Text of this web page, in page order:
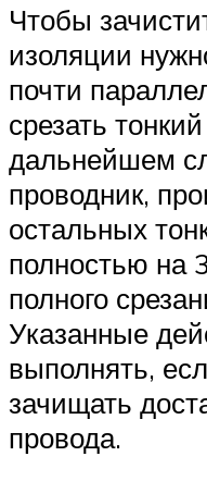
Чтобы
изоляции
почти
срезать
дальнейшем
проводник,
остальных
полностью на
полного
Указанные
выполнять,
зачищать
провода.